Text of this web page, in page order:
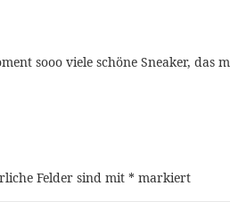
sooo viele schöne Sneaker, das
Felder sind mit * markiert